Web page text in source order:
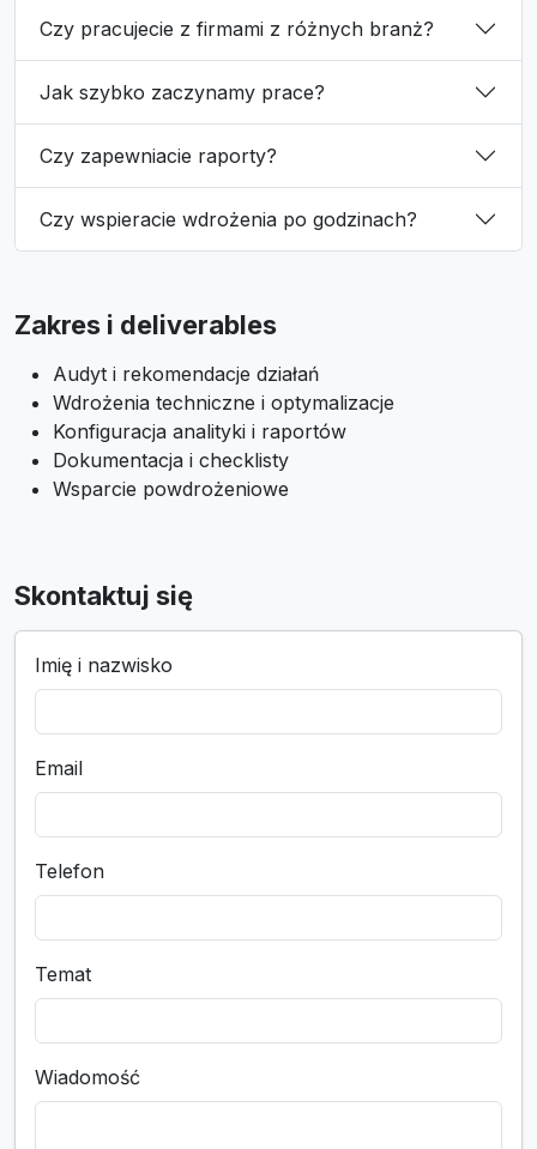
Czy pracujecie z firmami z różnych branż?
Jak szybko zaczynamy prace?
Czy zapewniacie raporty?
Czy wspieracie wdrożenia po godzinach?
Zakres i deliverables
Audyt i rekomendacje działań
Wdrożenia techniczne i optymalizacje
Konfiguracja analityki i raportów
Dokumentacja i checklisty
Wsparcie powdrożeniowe
Skontaktuj się
Imię i nazwisko
Email
Telefon
Temat
Wiadomość